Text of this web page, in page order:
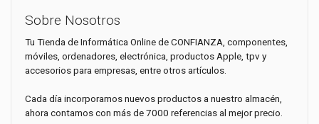
Sobre Nosotros
Tu Tienda de Informática Online de CONFIANZA, componentes,
móviles, ordenadores, electrónica, productos Apple, tpv y
accesorios para empresas, entre otros artículos.
Cada día incorporamos nuevos productos a nuestro almacén,
ahora contamos con más de 7000 referencias al mejor precio.